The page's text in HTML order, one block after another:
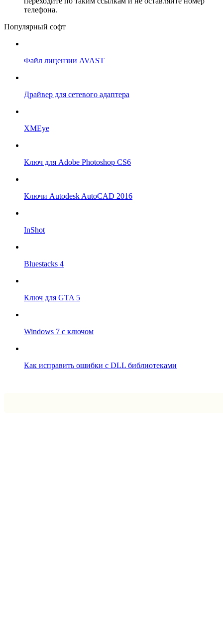
телефона.
Популярный софт
Файл лицензии AVAST
Драйвер для сетевого адаптера
XMEye
Ключ для Adobe Photoshop CS6
Ключи Autodesk AutoCAD 2016
InShot
Bluestacks 4
Ключ для GTA 5
Windows 7 с ключом
Как исправить ошибки с DLL библиотеками